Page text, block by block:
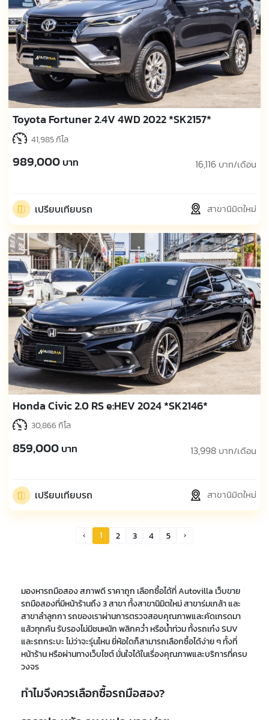
Toyota Fortuner 2.4V 4WD 2022 *SK2157*
41,985 กิโล
989,000 บาท 16,116 บาท/เดือน
เปรียบเทียบรถ สาขานิมิตใหม่
Honda Civic 2.0 RS e:HEV 2024 *SK2146*
30,866 กิโล
859,000 บาท 13,998 บาท/เดือน
เปรียบเทียบรถ สาขานิมิตใหม่
Prev Page
1 2 3 4 5 Next Page
มองหารถมือสอง สภาพดี ราคาถูก เลือกซื้อได้ที่ Autovilla เว็บขาย
รถมือสองที่มีหน้าร้านถึง 3 สาขา ทั้งสาขานิมิตใหม่ สาขาร่มเกล้า และ
สาขาลำลูกกา รถของเราผ่านการตรวจสอบคุณภาพและคัดเกรดมา
แล้วทุกคัน รับรองไม่มีชนหนัก พลิกคว่ำ หรือน้ำท่วม ทั้งรถเก๋ง SUV
และรถกระบะ ไม่ว่าจะรุ่นไหน ยี่ห้อใดก็สามารถเลือกซื้อได้ง่าย ๆ ทั้งที่
หน้าร้าน หรือผ่านทางเว็บไซต์ มั่นใจได้ในเรื่องคุณภาพและบริการที่ครบ
วงจร
ทำไมจึงควรเลือกซื้อรถมือสอง?